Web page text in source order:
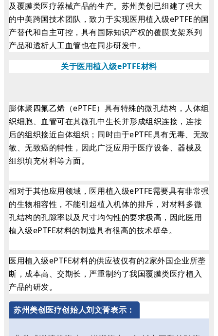
及覆膜类医疗器械产品的生产。 苏州美创已组建了强大
的中美跨国技术团队，致力于实现医用植入级ePTFE的国
产替代和自主可控，具有国际知识产权的覆膜支架系列
产品和透析人工血管也在同步研发中。
关于医用植入级ePTFE材料
膨体聚四氟乙烯（ePTFE）具有特殊的微孔结构，人体组
织细胞、 血管可在其微孔中生长并形成组织连接，连接
后的组织接近自体组织； 同时由于ePTFE具有无毒、无致
敏、无致癌的特性，因此广泛应用于医疗设备、器械及
组织填充材料等方面。
相对于其他应用领域，医用植入级ePTFE需要具有非常强
的生物相容性，不能引起植入机体的排斥，对材料多微
孔结构的孔隙率以及尺寸均匀性的要求极高，因此医用
植入级ePTFE材料的制造具有很高的技术壁垒。
医用植入级ePTFE材料的供应被仅有的2家外国企业所垄
断，成本高、交期长，严重制约了我国覆膜类医疗植入
产品的研发。
苏州美创医疗创始人刘文菁表示：